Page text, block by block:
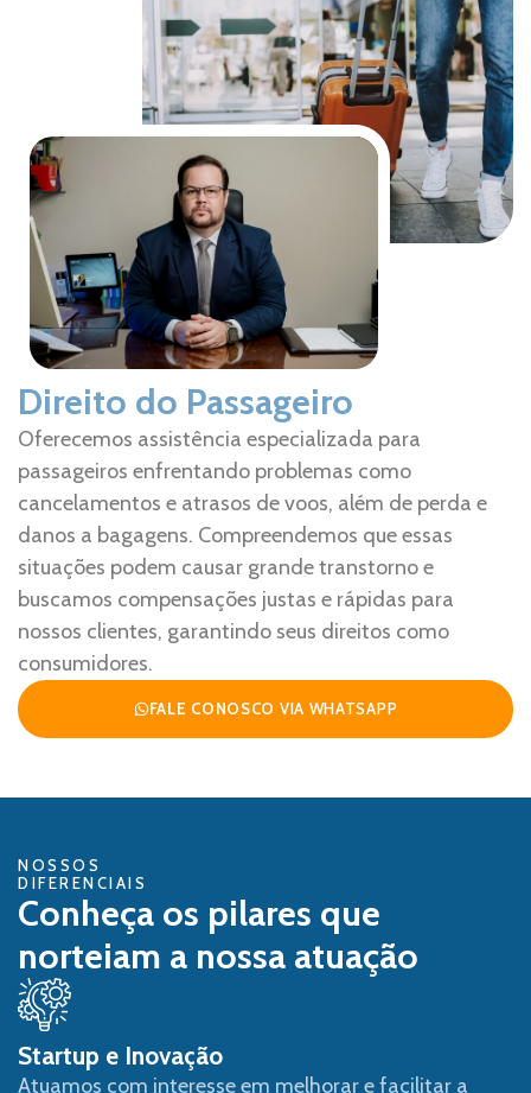
Direito do Passageiro
Oferecemos assistência especializada para
passageiros enfrentando problemas como
cancelamentos e atrasos de voos, além de perda e
danos a bagagens. Compreendemos que essas
situações podem causar grande transtorno e
buscamos compensações justas e rápidas para
nossos clientes, garantindo seus direitos como
consumidores.
FALE CONOSCO VIA WHATSAPP
NOSSOS
DIFERENCIAIS
Conheça os pilares que
norteiam a nossa atuação
Startup e Inovação
Atuamos com interesse em melhorar e facilitar a